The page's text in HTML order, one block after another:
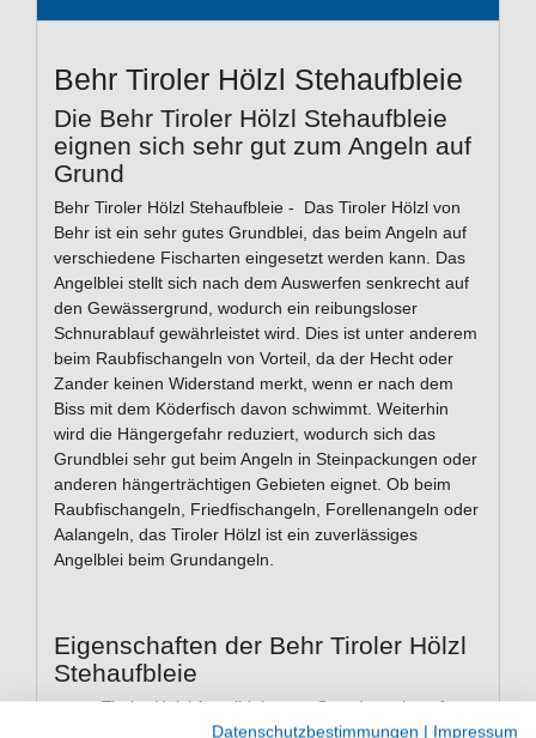
Behr Tiroler Hölzl Stehaufbleie
Die Behr Tiroler Hölzl Stehaufbleie
eignen sich sehr gut zum Angeln auf
Grund
Behr Tiroler Hölzl Stehaufbleie - Das Tiroler Hölzl von
Behr ist ein sehr gutes Grundblei, das beim Angeln auf
verschiedene Fischarten eingesetzt werden kann. Das
Angelblei stellt sich nach dem Auswerfen senkrecht auf
den Gewässergrund, wodurch ein reibungsloser
Schnurablauf gewährleistet wird. Dies ist unter anderem
beim Raubfischangeln von Vorteil, da der Hecht oder
Zander keinen Widerstand merkt, wenn er nach dem
Biss mit dem Köderfisch davon schwimmt. Weiterhin
wird die Hängergefahr reduziert, wodurch sich das
Grundblei sehr gut beim Angeln in Steinpackungen oder
anderen hängerträchtigen Gebieten eignet. Ob beim
Raubfischangeln, Friedfischangeln, Forellenangeln oder
Aalangeln, das Tiroler Hölzl ist ein zuverlässiges
Angelblei beim Grundangeln.
Eigenschaften der Behr Tiroler Hölzl
Stehaufbleie
Tiroler Hölzl Angelbleie zum Grundangeln auf
Raubfisch & FriedfischDatenschutzbestimmungen | Impressum